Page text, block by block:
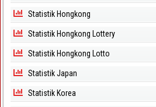
Statistik Hongkong
Statistik Hongkong Lottery
Statistik Hongkong Lotto
Statistik Japan
Statistik Korea